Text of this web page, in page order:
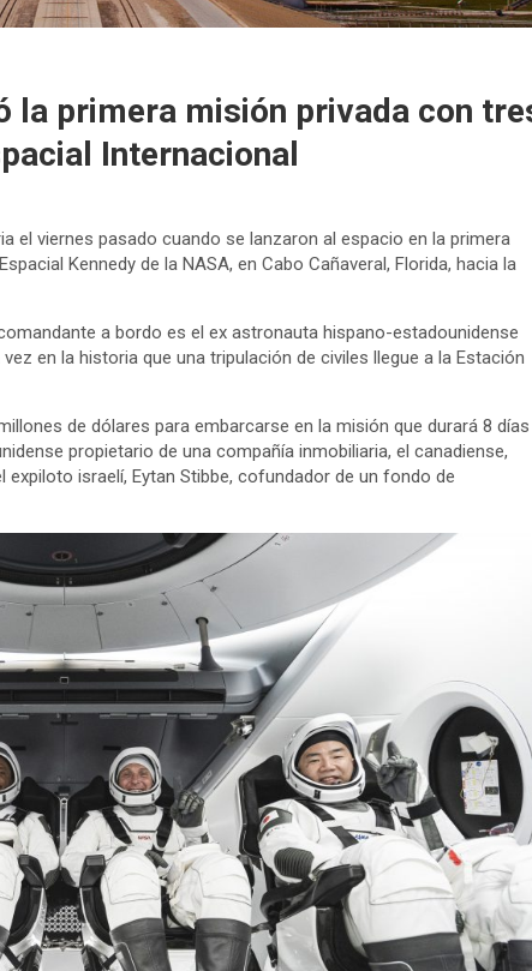
la primera misión privada con
Internacional
el viernes pasado cuando se lanzaron al espacio en la primera
Kennedy de la NASA, en Cabo Cañaveral, Florida, hacia la
a bordo es el ex astronauta hispano-estadounidense
en la historia que una tripulación de civiles llegue a la Estación
de dólares para embarcarse en la misión que durará 8 días
propietario de una compañía inmobiliaria, el canadiense,
israelí, Eytan Stibbe, cofundador de un fondo de